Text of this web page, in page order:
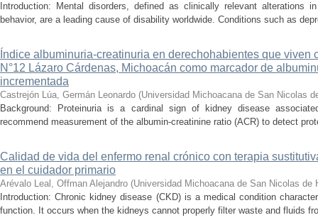
Introduction: Mental disorders, defined as clinically relevant alterations
behavior, are a leading cause of disability worldwide. Conditions such as
Índice albuminuria-creatinuria en derechohabientes que viven
N°12 Lázaro Cárdenas, Michoacán como marcador de
incrementada
Castrejón Lúa, Germán Leonardo (Universidad Michoacana de San Nicolas
Background: Proteinuria is a cardinal sign of kidney disease
recommend measurement of the albumin-creatinine ratio (ACR) to detect
Calidad de vida del enfermo renal crónico con terapia
en el cuidador primario
Arévalo Leal, Offman Alejandro (Universidad Michoacana de San Nicolas de
Introduction: Chronic kidney disease (CKD) is a medical condition
function. It occurs when the kidneys cannot properly filter waste and fluids